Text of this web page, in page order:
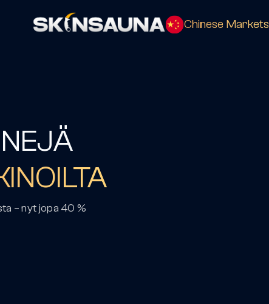
Chinese Markets
– nyt jopa 40 %